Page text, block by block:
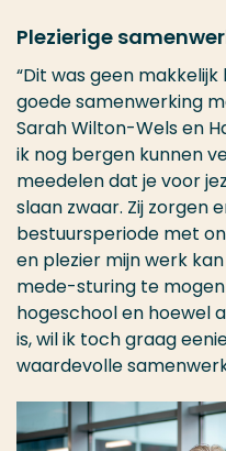
Plezierige
“Dit was geen
goede samenwerking
Sarah Wilton-Wels en
ik nog bergen kunnen
meedelen dat je voor
slaan zwaar. Zij zorgen
bestuursperiode met
en plezier mijn werk
mede-sturing te
hogeschool en hoewel
is, wil ik toch graag
waardevolle